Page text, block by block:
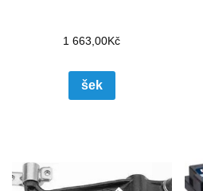
1 663,00Kč
šek